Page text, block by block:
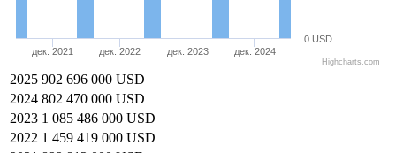
дек. 2021 дек. 2022 дек. 2023 дек. 2024
0 USD
Highcharts.com
2025 902 696 000 USD
2024 802 470 000 USD
2023 1 085 486 000 USD
2022 1 459 419 000 USD